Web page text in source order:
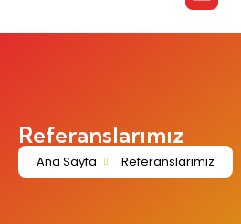
Ana Sayfa Referanslarımız
Referanslarımız